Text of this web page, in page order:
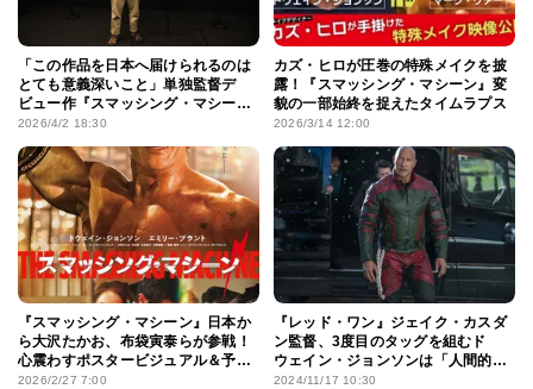
「この作品を日本へ届けられるのは
とても意義深いこと」単独監督デ
ビュー作『スマッシング・マシー
ン』を引っ提げ、ベニー・サフディ
2026/4/2 18:30
カズ・ヒロが圧巻の特殊メイクを披
露！『スマッシング・マシーン』変
貌の一部始終を捉えたタイムラプス
2026/3/14 12:00
『スマッシング・マシーン』日本か
ら大沢たかお、布袋寅泰らが参戦！
心震わすポスタービジュアル＆予告
編
2026/2/27 7:00
『レッド・ワン』ジェイク・カスダ
ン監督、3度目のタッグを組むド
ウェイン・ジョンソンは「人間的に
も文句のつけようがない唯一無二の
2024/11/17 10:30